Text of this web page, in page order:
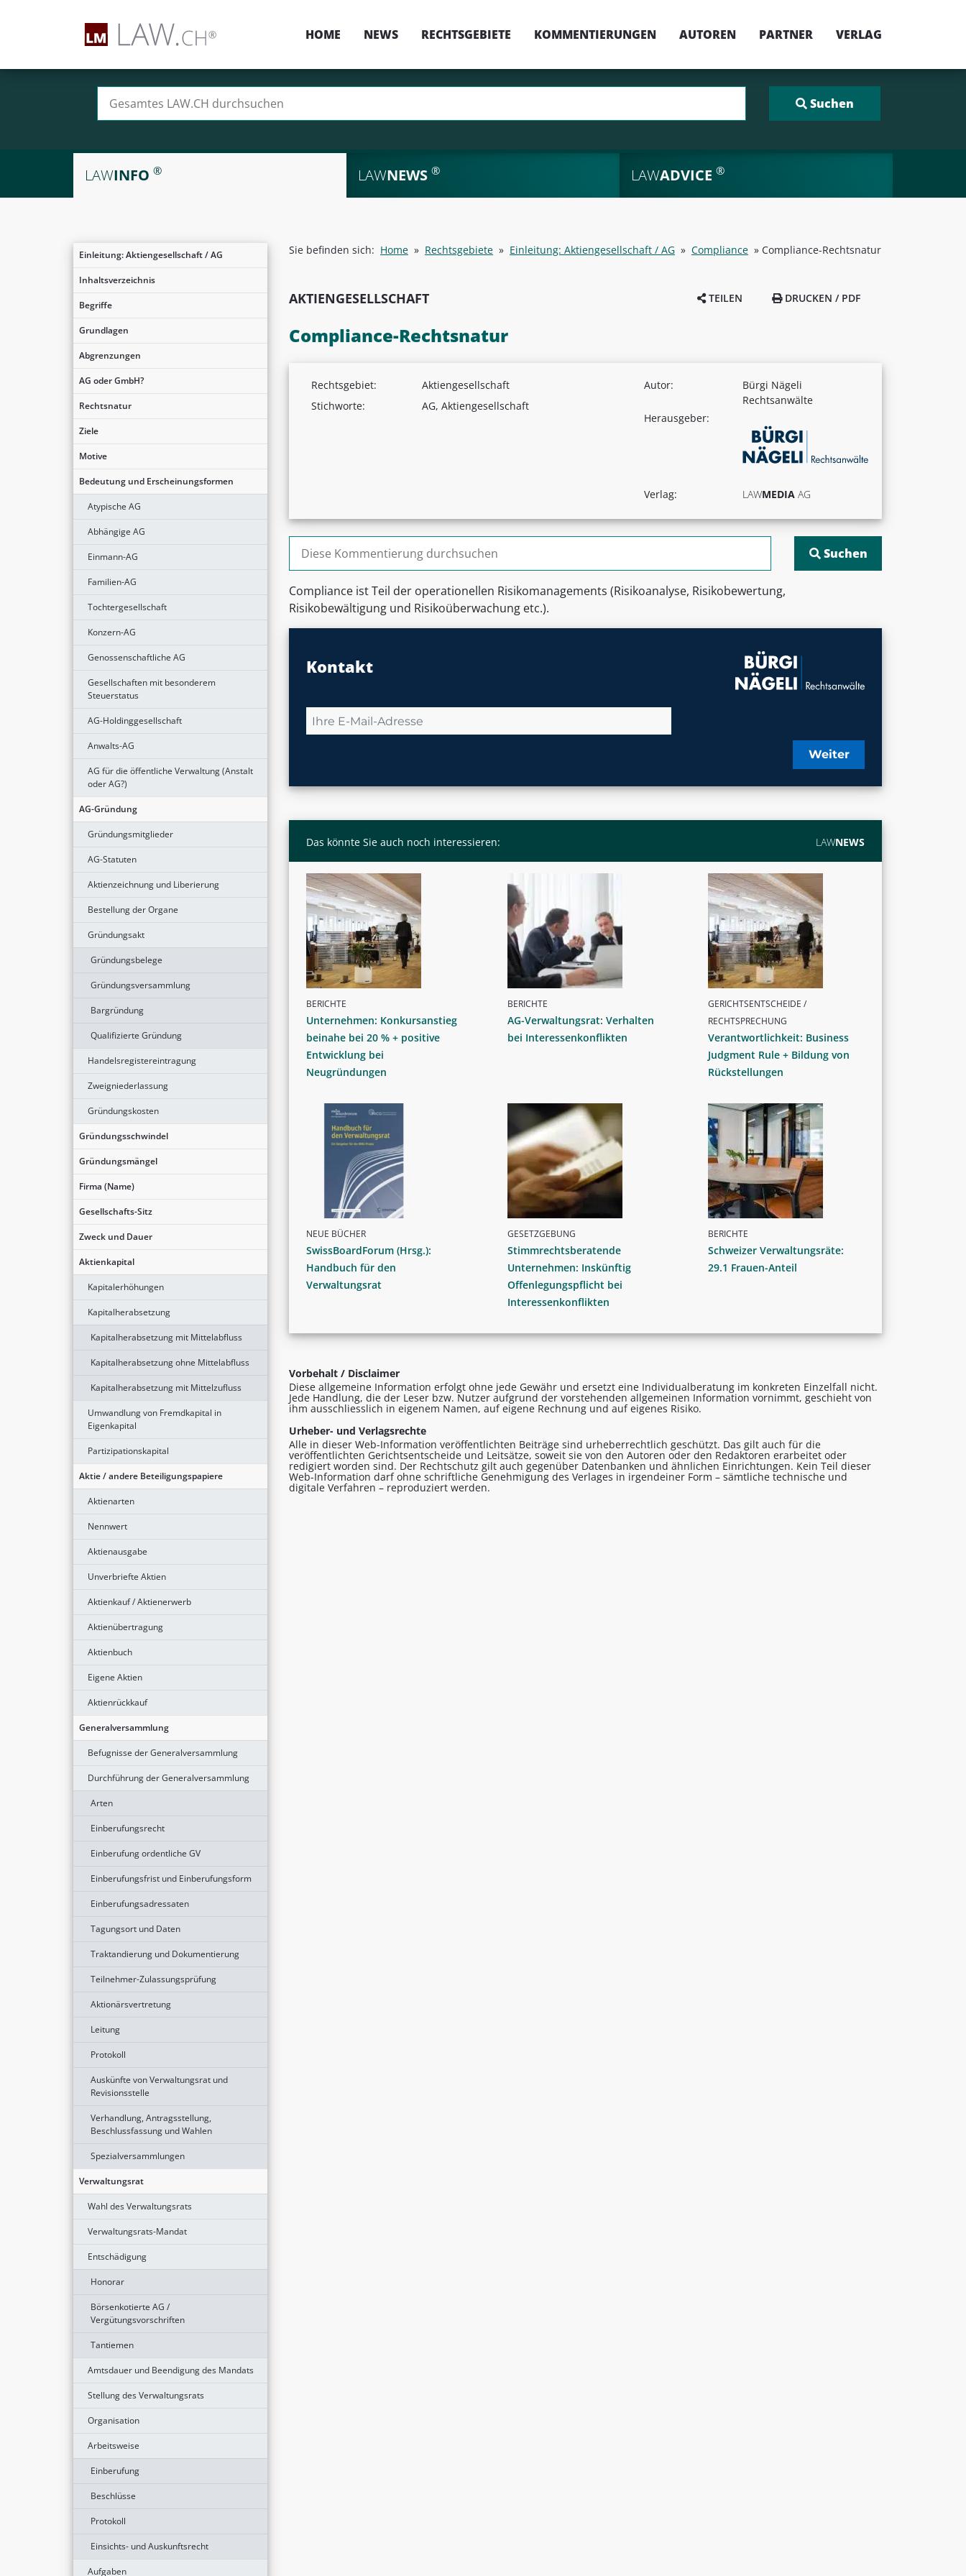
HOME NEWS RECHTSGEBIETE KOMMENTIERUNGEN AUTOREN PARTNER VERLAG
LAWINFO ® LAWNEWS ® LAWADVICE ®
Einleitung: Aktiengesellschaft / AG
Inhaltsverzeichnis
Begriffe
Grundlagen
Abgrenzungen
AG oder GmbH?
Rechtsnatur
Ziele
Motive
Bedeutung und Erscheinungsformen
Atypische AG
Abhängige AG
Einmann-AG
Familien-AG
Tochtergesellschaft
Konzern-AG
Genossenschaftliche AG
Gesellschaften mit besonderem
Steuerstatus
AG-Holdinggesellschaft
Anwalts-AG
AG für die öffentliche Verwaltung (Anstalt
oder AG?)
AG-Gründung
Gründungsmitglieder
AG-Statuten
Aktienzeichnung und Liberierung
Bestellung der Organe
Gründungsakt
Gründungsbelege
Gründungsversammlung
Bargründung
Qualifizierte Gründung
Handelsregistereintragung
Zweigniederlassung
Gründungskosten
Gründungsschwindel
Gründungsmängel
Firma (Name)
Gesellschafts-Sitz
Zweck und Dauer
Aktienkapital
Kapitalerhöhungen
Kapitalherabsetzung
Kapitalherabsetzung mit Mittelabfluss
Kapitalherabsetzung ohne Mittelabfluss
Kapitalherabsetzung mit Mittelzufluss
Umwandlung von Fremdkapital in
Eigenkapital
Partizipationskapital
Aktie / andere Beteiligungspapiere
Aktienarten
Nennwert
Aktienausgabe
Unverbriefte Aktien
Aktienkauf / Aktienerwerb
Aktienübertragung
Aktienbuch
Eigene Aktien
Aktienrückkauf
Generalversammlung
Befugnisse der Generalversammlung
Durchführung der Generalversammlung
Arten
Einberufungsrecht
Einberufung ordentliche GV
Einberufungsfrist und Einberufungsform
Einberufungsadressaten
Tagungsort und Daten
Traktandierung und Dokumentierung
Teilnehmer-Zulassungsprüfung
Aktionärsvertretung
Leitung
Protokoll
Auskünfte von Verwaltungsrat und
Revisionsstelle
Verhandlung, Antragsstellung,
Beschlussfassung und Wahlen
Spezialversammlungen
Verwaltungsrat
Wahl des Verwaltungsrats
Verwaltungsrats-Mandat
Entschädigung
Honorar
Börsenkotierte AG /
Vergütungsvorschriften
Tantiemen
Amtsdauer und Beendigung des Mandats
Stellung des Verwaltungsrats
Organisation
Arbeitsweise
Einberufung
Beschlüsse
Protokoll
Einsichts- und Auskunftsrecht
Aufgaben
Sie befinden sich: Home » Rechtsgebiete » Einleitung: Aktiengesellschaft / AG » Compliance » Compliance-Rechtsnatur
AKTIENGESELLSCHAFT TEILEN DRUCKEN / PDF
Compliance-Rechtsnatur
Rechtsgebiet:
Aktiengesellschaft
Stichworte:
AG, Aktiengesellschaft
Autor:
Bürgi Nägeli
Rechtsanwälte
Herausgeber:
Verlag: LAWMEDIA AG
Suchen nach:
Compliance ist Teil der operationellen Risikomanagements (Risikoanalyse, Risikobewertung,
Risikobewältigung und Risikoüberwachung etc.).
Kontakt
Weiter
Das könnte Sie auch noch interessieren: LAWNEWS
BERICHTE
Unternehmen: Konkursanstieg
beinahe bei 20 % + positive
Entwicklung bei
Neugründungen
BERICHTE
AG-Verwaltungsrat: Verhalten
bei Interessenkonflikten
GERICHTSENTSCHEIDE /
RECHTSPRECHUNG
Verantwortlichkeit: Business
Judgment Rule + Bildung von
Rückstellungen
NEUE BÜCHER
SwissBoardForum (Hrsg.):
Handbuch für den
Verwaltungsrat
GESETZGEBUNG
Stimmrechtsberatende
Unternehmen: Inskünftig
Offenlegungspflicht bei
Interessenkonflikten
BERICHTE
Schweizer Verwaltungsräte:
29.1 Frauen-Anteil
Vorbehalt / Disclaimer
Diese allgemeine Information erfolgt ohne jede Gewähr und ersetzt eine Individualberatung im konkreten Einzelfall nicht.
Jede Handlung, die der Leser bzw. Nutzer aufgrund der vorstehenden allgemeinen Information vornimmt, geschieht von
ihm ausschliesslich in eigenem Namen, auf eigene Rechnung und auf eigenes Risiko.
Urheber- und Verlagsrechte
Alle in dieser Web-Information veröffentlichten Beiträge sind urheberrechtlich geschützt. Das gilt auch für die
veröffentlichten Gerichtsentscheide und Leitsätze, soweit sie von den Autoren oder den Redaktoren erarbeitet oder
redigiert worden sind. Der Rechtschutz gilt auch gegenüber Datenbanken und ähnlichen Einrichtungen. Kein Teil dieser
Web-Information darf ohne schriftliche Genehmigung des Verlages in irgendeiner Form – sämtliche technische und
digitale Verfahren – reproduziert werden.